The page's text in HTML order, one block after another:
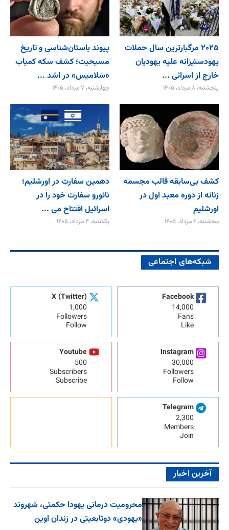
۲۰۲۵ مرگبارترین سال حملات
یهودستیزانه علیه یهودیان
خارج از اسرائی ...
پنجشنبه، ۸ مرداد، ۱۴۰۵
پیوند باستان‌شناسی و تاریخ
مسیحیت؛ کشف سکه کمیاب
«سَلامیس» در اشد ...
چهارشنبه، ۷ مرداد، ۱۴۰۵
کشف بی‌سابقه قالب مجسمه
زنانه از دوره معبد اول در
اورشلیم
سه‌شنبه، ۶ مرداد، ۱۴۰۵
دهمین سفارت در اورشلیم؛
نائورو سفارت خود را در
اسرائیل افتتاح می‌ ...
یکشنبه، ۴ مرداد، ۱۴۰۵
شبکه‌های اجتماعی
Facebook
14,000
Fans
Like
X (Twitter)
1,000
Followers
Follow
Instagram
30,000
Followers
Follow
Youtube
500
Subscribers
Subscribe
Telegram
2,300
Members
Join
آخرین اخبار
محرومیت درمانی یهودا حکمتی، شهروند
«یهودی» دوتابعیتی در زندان اوین